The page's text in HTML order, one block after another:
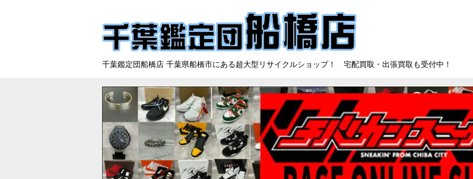
千葉鑑定団船橋店 千葉県船橋市にある超大型リサイクルショップ！ 宅配買取・出張買取も受付中！